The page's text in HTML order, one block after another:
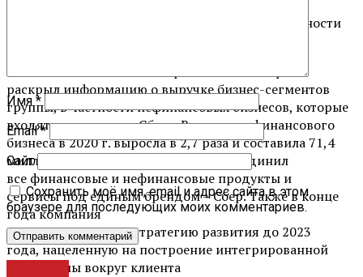
расходов. «Это помогло нам достичь рентабельности
В отчетности за 2020 г. Сбербанк также впервые
раскрыл информацию о выручке бизнес-сегментов
группы, в частностинефинансовых бизнесов, которые
входят в экосистемуСбера. Выручка нефинансового
бизнеса в 2020 г.выросла в 2,7 раза и составила 71,4
миллиарда рублей.
объединил
все финансовые и нефинансовые продукты и
сервисыпод единым брендом –Сбер. Также в конце
года компания
представилановуюстратегию развития до 2023
года,нацеленнуюна построение интегрированной
экосистемы вокруг клиента
Имя *
Email*
Сайт
Сохранить моё имя, email и адрес сайта в этом
браузере для последующих моих комментариев.